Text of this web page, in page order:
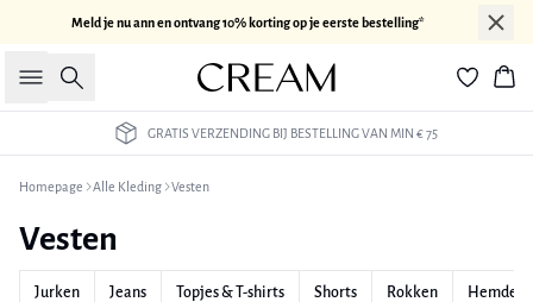
Meld je nu ann en ontvang 10% korting op je eerste bestelling*
Zoeken
GRATIS VERZENDING BIJ BESTELLING VAN MIN € 75
Homepage Alle Kleding Vesten
Vesten
Jurken Jeans Topjes & T-shirts Shorts Rokken Hemden